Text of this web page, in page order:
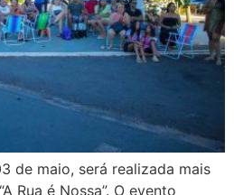
de maio, será realizada mais
Rua é Nossa”. O evento